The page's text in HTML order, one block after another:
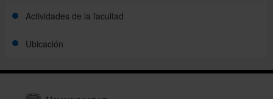
Actividades de la facultad
Ubicación